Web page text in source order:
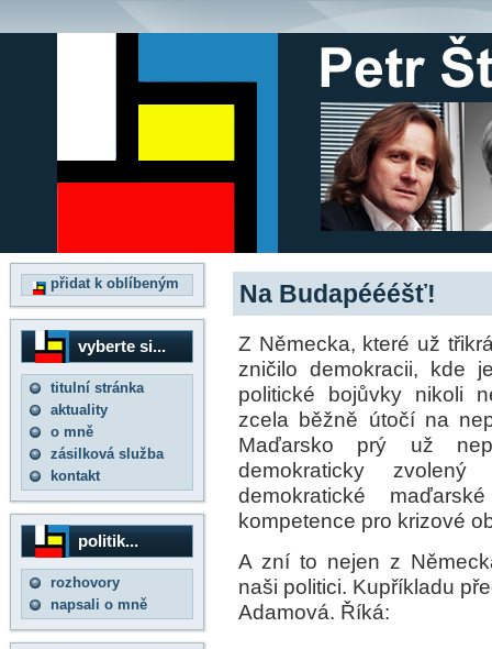
přidat k oblíbeným
vyberte si...
titulní stránka
aktuality
o mně
zásilková služba
kontakt
politik...
rozhovory
napsali o mně
Na Budapéééšť!
Z Německa, které už
zničilo demokracii, kde
politické bojůvky nikoli
zcela běžně útočí na
Maďarsko prý už
demokraticky zvolený
demokratické
kompetence pro krizové
A zní to nejen z
naši politici. Kupříkladu
Adamová. Říká: